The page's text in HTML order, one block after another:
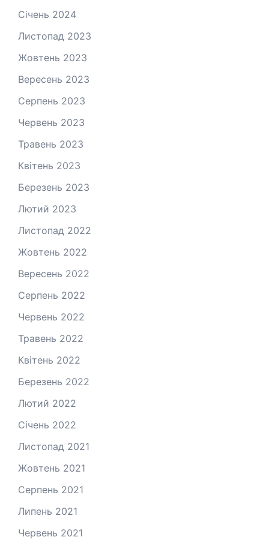
Січень 2024
Листопад 2023
Жовтень 2023
Вересень 2023
Серпень 2023
Червень 2023
Травень 2023
Квітень 2023
Березень 2023
Лютий 2023
Листопад 2022
Жовтень 2022
Вересень 2022
Серпень 2022
Червень 2022
Травень 2022
Квітень 2022
Березень 2022
Лютий 2022
Січень 2022
Листопад 2021
Жовтень 2021
Серпень 2021
Липень 2021
Червень 2021